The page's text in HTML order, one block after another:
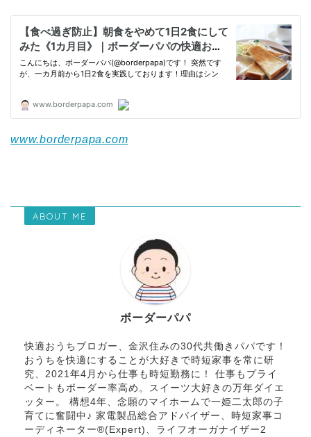
www.borderpapa.com
ABOUT ME
ボーダーパパ
快適おうちブロガー、金沢住みの30代共働きパパです！
おうちを快適にすることが大好きで時短家事を常に研
究、2021年4月から仕事も時短勤務に！ 仕事もプライ
ベートもボーダー率高め。スイーツ大好きの万年ダイエ
ッター。 構想4年、念願のマイホームで一姫二太郎の子
育てに奮闘中♪ 家電製品総合アドバイザー、時短家事コ
ーディネーター®(Expert)、ライフオーガナイザー2